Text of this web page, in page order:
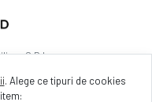
S.R.L.
. Alege ce tipuri de cookies